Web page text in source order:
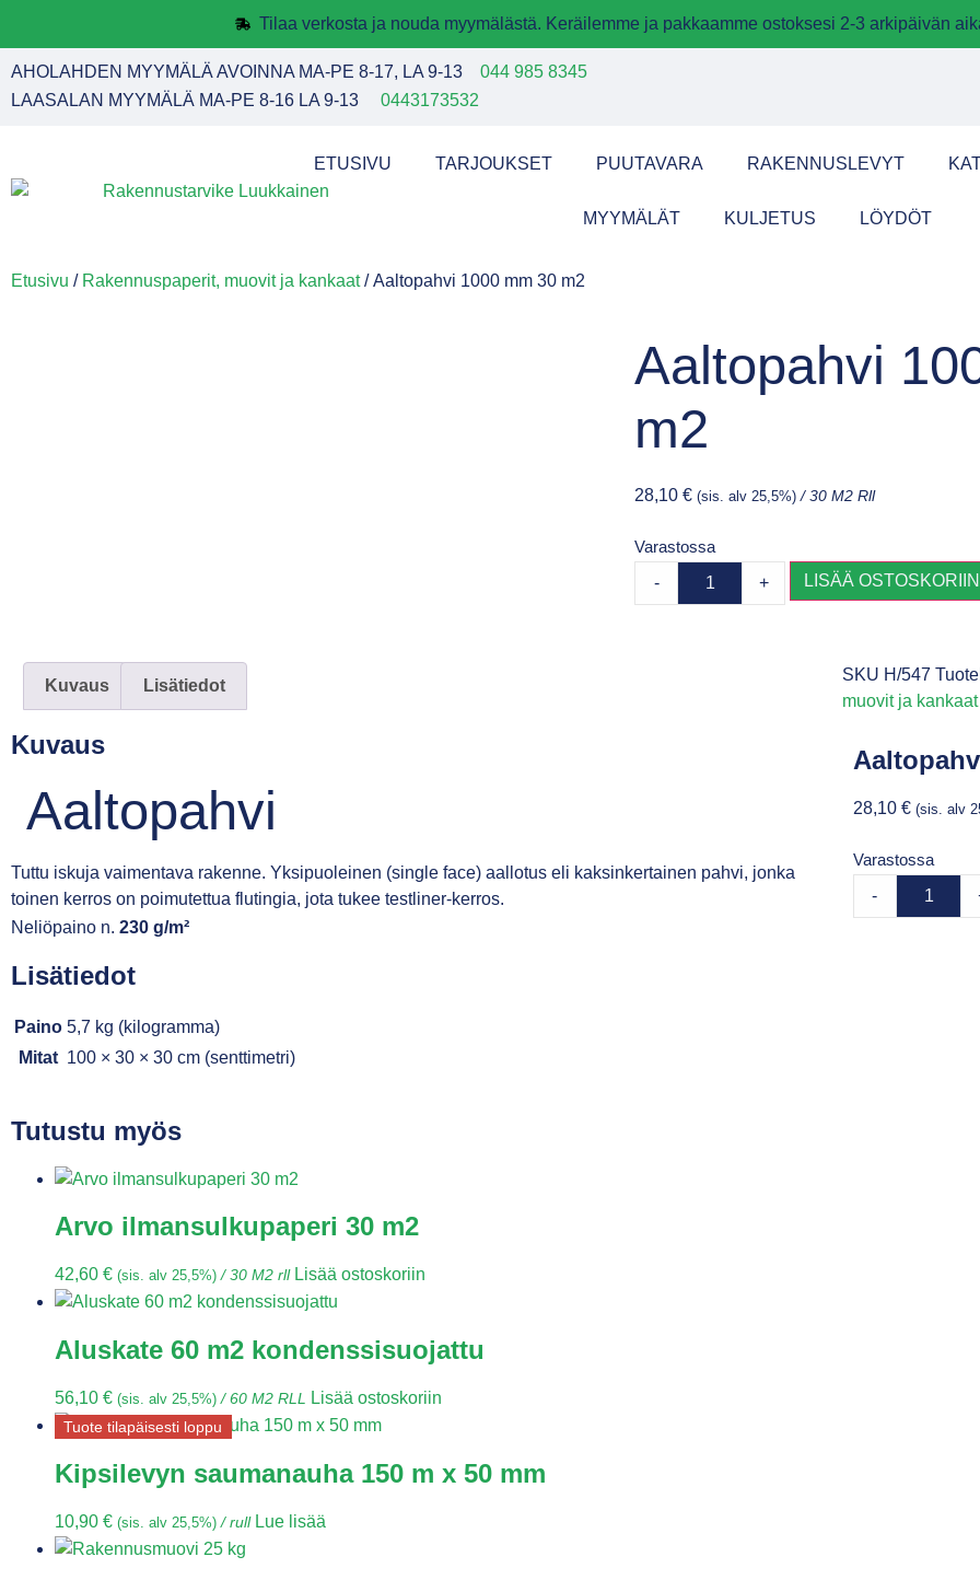
Tilaa verkosta ja nouda myymälästä. Keräilemme ja pakkaamme ostoksesi 2-3 arkipäivän
AHOLAHDEN MYYMÄLÄ AVOINNA MA-PE 8-17, LA 9-13 044 985 8345
LAASALAN MYYMÄLÄ MA-PE 8-16 LA 9-13
0443173532
ETUSIVU TARJOUKSET PUUTAVARA RAKENNUSLEVYT
MYYMÄLÄT KULJETUS LÖYDÖT
Etusivu / Rakennuspaperit, muovit ja kankaat/ Aaltopahvi 1000 mm 30 m2
Aaltopahvi
m2
28,10 € (sis. alv 25,5%) / 30 M2 Rll
Varastossa
- + LISÄÄ OSTOSKORIIN
Kuvaus Lisätiedot
Kuvaus
Aaltopahvi
Tuttu iskuja vaimentava rakenne. Yksipuoleinen (single face) aallotus eli kaksinkertainen pahvi, jonka
toinen kerros on poimutettua flutingia, jota tukee testliner-kerros.
Neliöpaino n. 230 g/m²
Lisätiedot
Paino 5,7 kg (kilogramma)
Mitat 100 × 30 × 30 cm (senttimetri)
SKU H/547
muovit ja kankaat
28,10 € (sis. alv
Varastossa
-
Tutustu myös
Arvo ilmansulkupaperi 30 m2
42,60 € (sis. alv 25,5%) / 30 M2 rll Lisää ostoskoriin
Aluskate 60 m2 kondenssisuojattu
56,10 € (sis. alv 25,5%) / 60 M2 RLL Lisää ostoskoriin
Tuote tilapäisesti loppu
Kipsilevyn saumanauha 150 m x 50 mm
10,90 € (sis. alv 25,5%) / rull Lue lisää